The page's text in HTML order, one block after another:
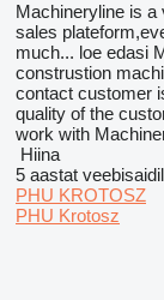
Machineryline is
sales
much... loe edasi
construstion
contact customer
quality of the
work with
Hiina
5 aastat veebisaidil
PHU KROTOSZ
PHU Krotosz